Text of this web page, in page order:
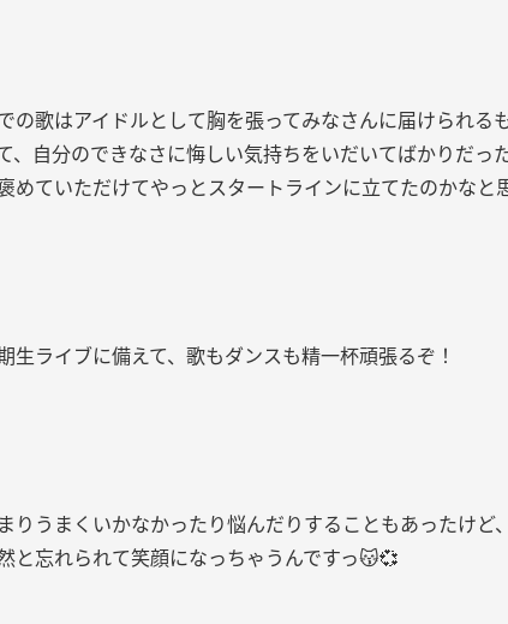
の歌はアイドルとして胸を張ってみなさんに届けられる
、自分のできなさに悔しい気持ちをいだいてばかりだっ
めていただけてやっとスタートラインに立てたのかなと
生ライブに備えて、歌もダンスも精一杯頑張るぞ！
りうまくいかなかったり悩んだりすることもあったけど
と忘れられて笑顔になっちゃうんですっ😽💞